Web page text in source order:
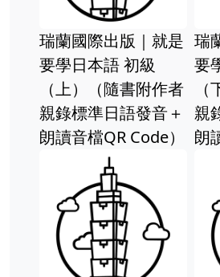
瑞蘭國際出版｜就是
要學日本語 初級
（上）（隨書附作者
親錄標準日語發音＋
朗讀音檔QR Code）
瑞
要
親
朗